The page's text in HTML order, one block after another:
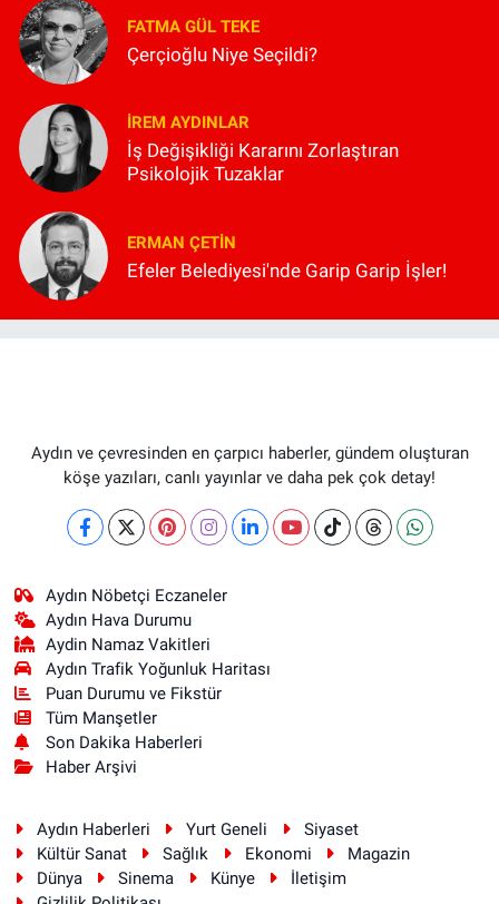
FATMA GÜL TEKE
Çerçioğlu Niye Seçildi?
İREM AYDINLAR
İş Değişikliği Kararını Zorlaştıran
Psikolojik Tuzaklar
ERMAN ÇETIN
Efeler Belediyesi'nde Garip Garip İşler!
Aydın ve çevresinden en çarpıcı haberler, gündem oluşturan
köşe yazıları, canlı yayınlar ve daha pek çok detay!
Aydın Nöbetçi Eczaneler
Aydın Hava Durumu
Aydin Namaz Vakitleri
Aydın Trafik Yoğunluk Haritası
Puan Durumu ve Fikstür
Tüm Manşetler
Son Dakika Haberleri
Haber Arşivi
Aydın Haberleri Yurt Geneli
Siyaset
Kültür Sanat
Sağlık Ekonomi
Magazin
Dünya
Sinema Künye
İletişim